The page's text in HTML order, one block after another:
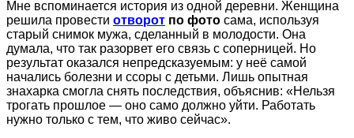
Мне вспоминается история из одной деревни. Женщина
решила провести отворот по фото сама, используя
старый снимок мужа, сделанный в молодости. Она
думала, что так разорвет его связь с соперницей. Но
результат оказался непредсказуемым: у неё самой
начались болезни и ссоры с детьми. Лишь опытная
знахарка смогла снять последствия, объяснив: «Нельзя
трогать прошлое — оно само должно уйти. Работать
нужно только с тем, что живо сейчас».